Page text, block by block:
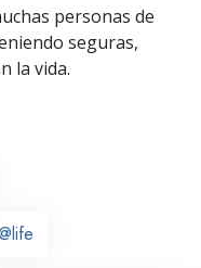
personas de
seguras,
la vida.